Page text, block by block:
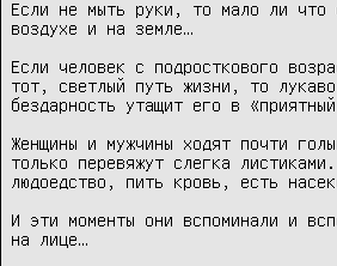
Если не мыть руки, то мало ли что
воздухе и на земле…
Если человек с подросткового
тот, светлый путь жизни, то лукаво
бездарность утащит его в «приятный
Женщины и мужчины ходят почти
только перевяжут слегка
людоедство, пить кровь, есть
И эти моменты они вспоминали и
на лице…